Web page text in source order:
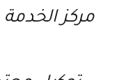
مركز